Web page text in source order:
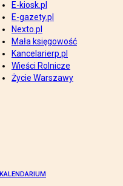
E-kiosk.pl
E-gazety.pl
Nexto.pl
Mała księgowość
Kancelarierp.pl
Wieści Rolnicze
Życie Warszawy
KALENDARIUM